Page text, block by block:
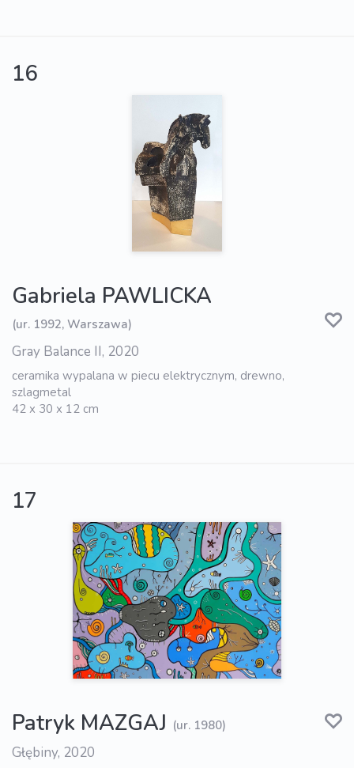
16
Gabriela PAWLICKA
(ur. 1992, Warszawa)
Gray Balance II, 2020
ceramika wypalana w piecu elektrycznym, drewno,
szlagmetal
42 x 30 x 12 cm
17
Patryk MAZGAJ (ur. 1980)
Głębiny, 2020